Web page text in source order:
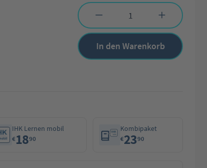
Produkt Anzahl: Gib den gewünschten
In den Warenkorb
IHK Lernen mobil
€1890
Kombipaket
€2390